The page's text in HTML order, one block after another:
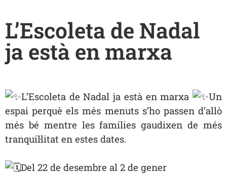
L’Escoleta de Nadal
ja està en marxa
L’Escoleta de Nadal ja està en marxa
Un
espai perquè els més menuts s’ho passen d’allò
més bé mentre les famílies gaudixen de més
tranquil·litat en estes dates.
Del 22 de desembre al 2 de gener